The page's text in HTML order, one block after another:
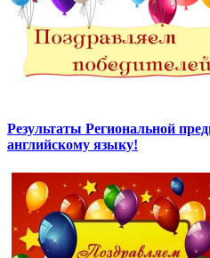
Результаты Региональной
английскому языку!